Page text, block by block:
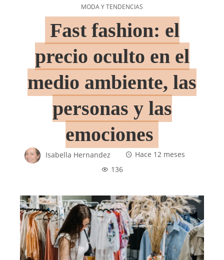
MODA Y TENDENCIAS
Fast fashion: el
precio oculto en el
medio ambiente, las
personas y las
emociones
Isabella Hernandez
Hace 12 meses
136